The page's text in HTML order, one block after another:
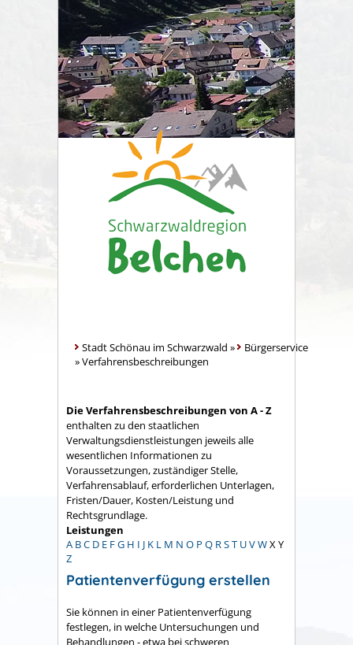
Stadt Schönau im Schwarzwald »
Bürgerservice
»Verfahrensbeschreibungen
Die Verfahrensbeschreibungen von A - Z
enthalten zu den staatlichen
Verwaltungsdienstleistungen jeweils alle
wesentlichen Informationen zu
Voraussetzungen, zuständiger Stelle,
Verfahrensablauf, erforderlichen Unterlagen,
Fristen/Dauer, Kosten/Leistung und
Rechtsgrundlage.
Leistungen
A BC D E FG H I J K L M N O P Q RST UVWX Y
Z
Patientenverfügung erstellen
Sie können in einer Patientenverfügung
festlegen, in welche Untersuchungen und
Behandlungen - etwa bei schweren